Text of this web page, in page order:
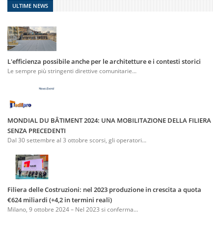
ULTIME NEWS
L'efficienza possibile anche per le architetture e i contesti storici
Le sempre più stringenti direttive comunitarie...
MONDIAL DU BÂTIMENT 2024: UNA MOBILITAZIONE DELLA FILIERA
SENZA PRECEDENTI
Dal 30 settembre al 3 ottobre scorsi, gli operatori...
Filiera delle Costruzioni: nel 2023 produzione in crescita a quota
€624 miliardi (+4,2 in termini reali)
Milano, 9 ottobre 2024 – Nel 2023 si conferma...